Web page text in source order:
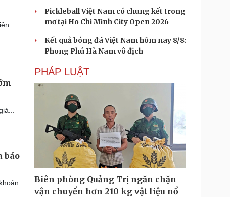
báo
Pickleball Việt Nam có chung kết trong
mơ tại Ho Chi Minh City Open 2026
Kết quả bóng đá Việt Nam hôm nay 8/8:
Phong Phú Hà Nam vô địch
PHÁP LUẬT
Biên phòng Quảng Trị ngăn chặn
vận chuyển hơn 210 kg vật liệu nổ